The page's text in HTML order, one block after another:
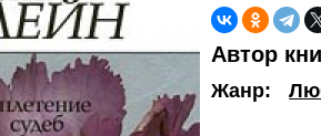
Автор
Жанр: